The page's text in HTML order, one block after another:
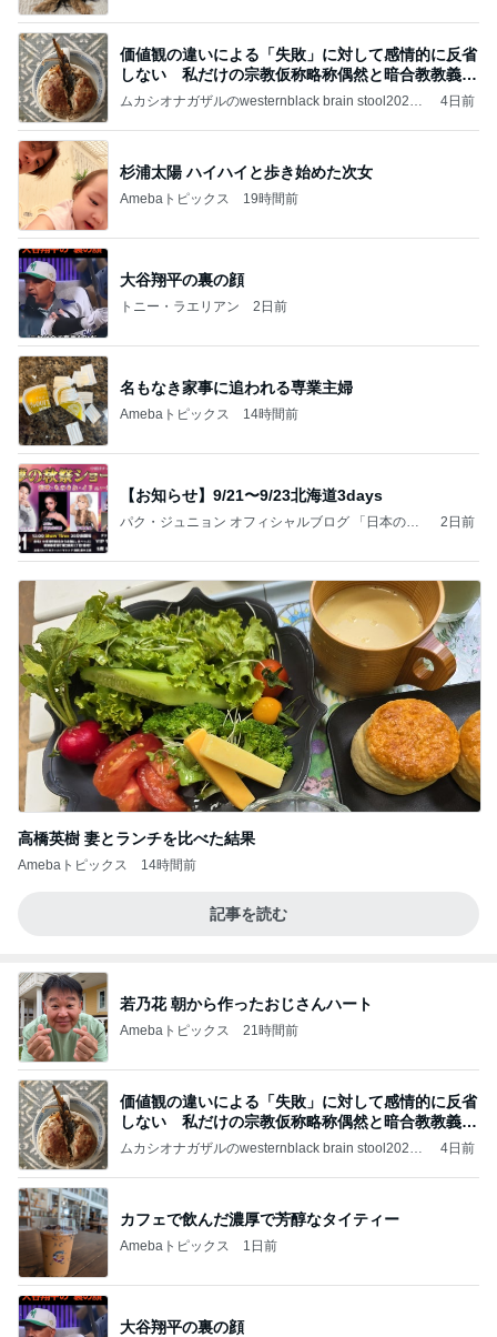
価値観の違いによる「失敗」に対して感情的に反省
しない 私だけの宗教仮称略称偶然と暗合教教義候
補
ムカシオナガザルのwesternblack brain stool2024
ガザル
4日前
杉浦太陽 ハイハイと歩き始めた次女
Amebaトピックス 19時間前
大谷翔平の裏の顔
トニー・ラエリアン 2日前
名もなき家事に追われる専業主婦
Amebaトピックス 14時間前
【お知らせ】9/21〜9/23北海道3days
パク・ジュニョン オフィシャルブログ 「日本の
2日前
高橋英樹 妻とランチを比べた結果
Amebaトピックス 14時間前
記事を読む
若乃花 朝から作ったおじさんハート
Amebaトピックス 21時間前
価値観の違いによる「失敗」に対して感情的に反省
しない 私だけの宗教仮称略称偶然と暗合教教義候
補
ムカシオナガザルのwesternblack brain stool2024
ガザル
4日前
カフェで飲んだ濃厚で芳醇なタイティー
Amebaトピックス 1日前
大谷翔平の裏の顔